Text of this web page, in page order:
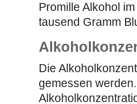
Promille Alkohol
tausend Gramm
Die
gemessen